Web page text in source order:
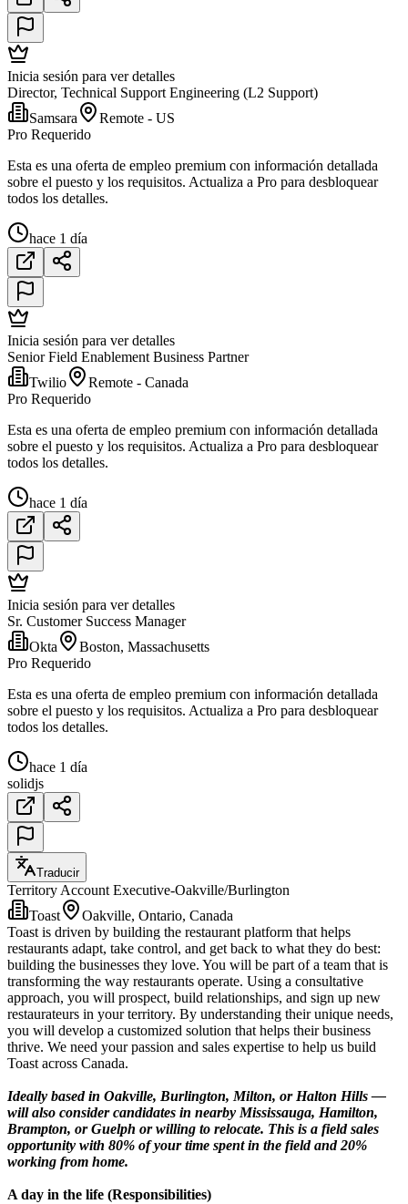
Inicia sesión para ver detalles
Director, Technical Support Engineering (L2 Support)
Samsara
Remote - US
Pro Requerido
Esta es una oferta de empleo premium con información detallada
sobre el puesto y los requisitos. Actualiza a Pro para desbloquear
todos los detalles.
hace 1 día
Inicia sesión para ver detalles
Senior Field Enablement Business Partner
Twilio
Remote - Canada
Pro Requerido
Esta es una oferta de empleo premium con información detallada
sobre el puesto y los requisitos. Actualiza a Pro para desbloquear
todos los detalles.
hace 1 día
Inicia sesión para ver detalles
Sr. Customer Success Manager
Okta
Boston, Massachusetts
Pro Requerido
Esta es una oferta de empleo premium con información detallada
sobre el puesto y los requisitos. Actualiza a Pro para desbloquear
todos los detalles.
hace 1 día
solidjs
Traducir
Territory Account Executive-Oakville/Burlington
Toast
Oakville, Ontario, Canada
Toast is driven by building the restaurant platform that helps
restaurants adapt, take control, and get back to what they do best:
building the businesses they love. You will be part of a team that is
transforming the way restaurants operate. Using a consultative
approach, you will prospect, build relationships, and sign up new
restaurateurs in your territory. By understanding their unique needs,
you will develop a customized solution that helps their business
thrive. We need your passion and sales expertise to help us build
Toast across Canada.
Ideally based in Oakville, Burlington, Milton, or Halton Hills —
will also consider candidates in nearby Mississauga, Hamilton,
Brampton, or Guelph or willing to relocate. This is a field sales
opportunity with 80% of your time spent in the field and 20%
working from home.
A day in the life (Responsibilities)